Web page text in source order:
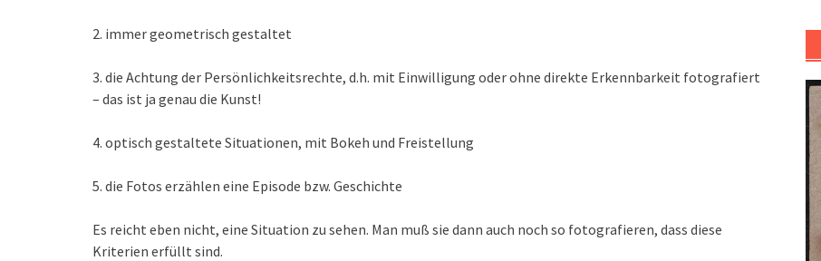
2. immer geometrisch gestaltet
3. die Achtung der Persönlichkeitsrechte, d.h. mit Einwilligung oder ohne direkte Erkennbarkeit fotografiert
– das ist ja genau die Kunst!
4. optisch gestaltete Situationen, mit Bokeh und Freistellung
5. die Fotos erzählen eine Episode bzw. Geschichte
Es reicht eben nicht, eine Situation zu sehen. Man muß sie dann auch noch so fotografieren, dass diese
Kriterien erfüllt sind.